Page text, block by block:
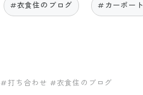
#衣食住のブログ #カーポート
#打ち合わせ #衣食住のブログ